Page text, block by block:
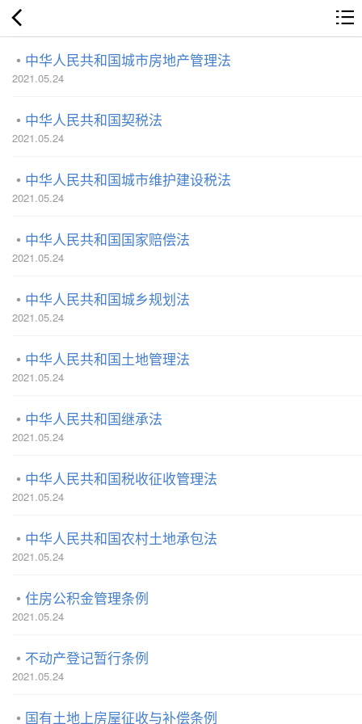
中华人民共和国城市房地产管理法
2021.05.24
中华人民共和国契税法
2021.05.24
中华人民共和国城市维护建设税法
2021.05.24
中华人民共和国国家赔偿法
2021.05.24
中华人民共和国城乡规划法
2021.05.24
中华人民共和国土地管理法
2021.05.24
中华人民共和国继承法
2021.05.24
中华人民共和国税收征收管理法
2021.05.24
中华人民共和国农村土地承包法
2021.05.24
住房公积金管理条例
2021.05.24
不动产登记暂行条例
2021.05.24
国有土地上房屋征收与补偿条例